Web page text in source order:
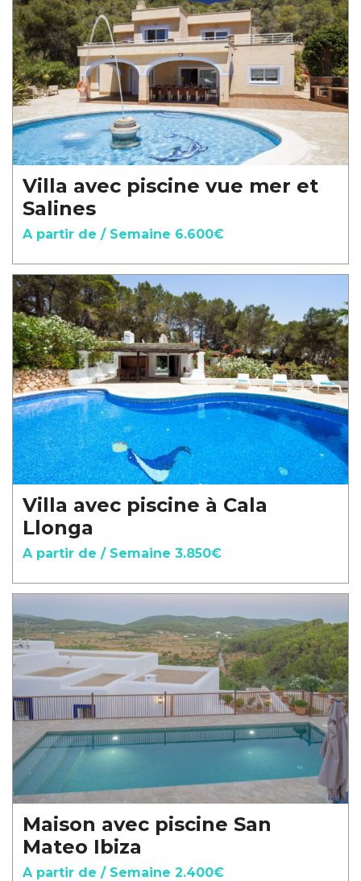
Villa avec piscine vue mer et
Salines
A partir de / Semaine 6.600€
Villa avec piscine à Cala
Llonga
A partir de / Semaine 3.850€
Maison avec piscine San
Mateo Ibiza
A partir de / Semaine 2.400€